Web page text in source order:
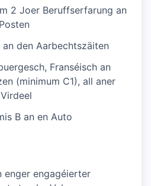
2 Joer Beruffserfarung an
den Aarbechtszäiten
Franséisch an
(minimum C1), all aner
B an en Auto
enger engagéierter